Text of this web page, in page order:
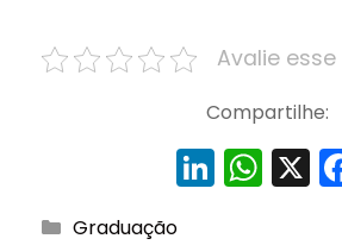
Avalie
Compartilhe:
Li
n
W
h
X
Categorias
Graduação